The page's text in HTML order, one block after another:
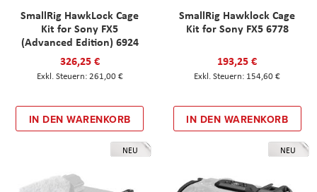
SmallRig HawkLock Cage
Kit for Sony FX5
(Advanced Edition) 6924
326,25 €
261,00 €
IN DEN WARENKORB
SmallRig Hawklock Cage
Kit for Sony FX5 6778
193,25 €
154,60 €
IN DEN WARENKORB
NEU NEU